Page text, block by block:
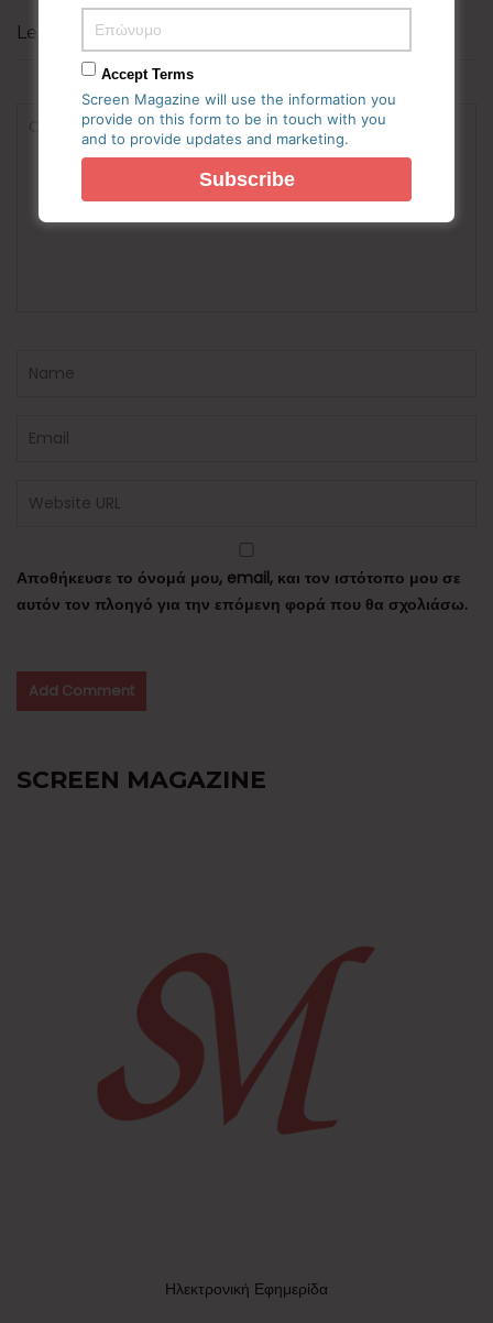
Leave a Comment
Αποθήκευσε το όνομά μου, email, και τον ιστότοπο μου σε
αυτόν τον πλοηγό για την επόμενη φορά που θα σχολιάσω.
SCREEN MAGAZINE
Ηλεκτρονική Εφημερίδα
Accept Terms
Screen Magazine will use the information you
provide on this form to be in touch with you
and to provide updates and marketing.